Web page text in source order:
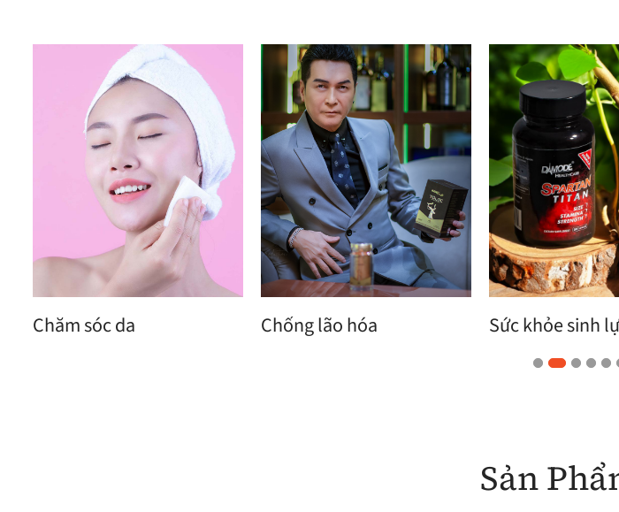
Chăm sóc da Chống lão hóa Sức khỏe sinh
Sản